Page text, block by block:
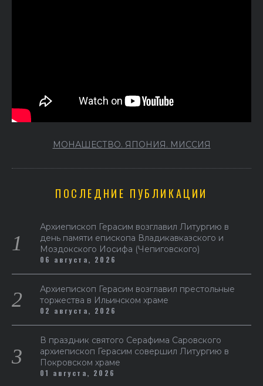
МОНАШЕСТВО. ЯПОНИЯ. МИССИЯ
ПОСЛЕДНИЕ ПУБЛИКАЦИИ
Архиепископ Герасим возглавил Литургию в
день памяти епископа Владикавказского и
Моздокского Иосифа (Чепиговского)
06 августа, 2026
Архиепископ Герасим возглавил престольные
торжества в Ильинском храме
02 августа, 2026
В праздник святого Серафима Саровского
архиепископ Герасим совершил Литургию в
Покровском храме
01 августа, 2026